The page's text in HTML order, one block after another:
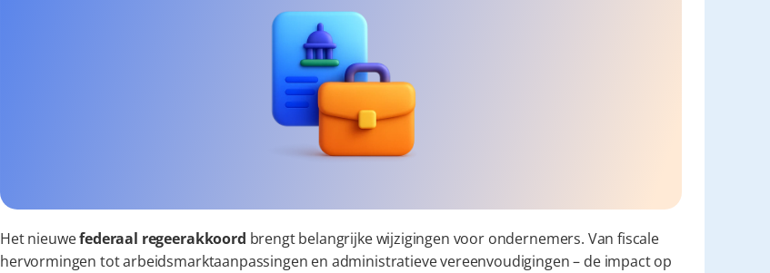
Het nieuwe federaal regeerakkoord brengt belangrijke wijzigingen voor ondernemers. Van fiscale
hervormingen tot arbeidsmarktaanpassingen en administratieve vereenvoudigingen – de impact op